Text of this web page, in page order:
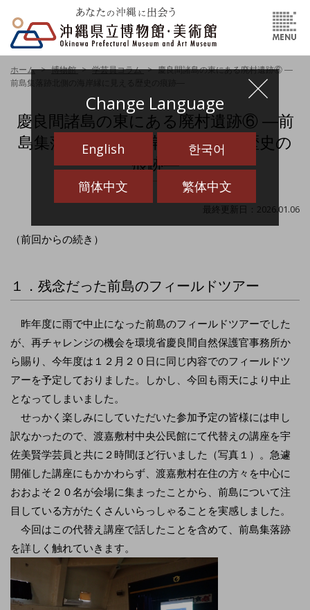
Change Language
English 한국어
簡体中文 繁体中文
ホーム 博物館 学芸員コラム
慶良間諸島の東にある廃村遺跡⑥ ―
前島集落跡北側の海岸縁に見える歴史の痕跡―
慶良間諸島の東にある廃村遺跡⑥ ―前
島集落跡北側の海岸縁に見える歴史の
痕跡―
最終更新日：2026.01.06
（前回からの続き）
１．残念だった前島のフィールドツアー
昨年度に雨で中止になった前島のフィールドツアーでした
が、再チャレンジの機会を環境省慶良間自然保護官事務所か
ら賜り、今年度は１２月２０日に同じ内容でのフィールドツ
アーを予定しておりました。しかし、今回も雨天により中止
となってしまいました。
せっかく楽しみにしていただいた参加予定の皆様には申し
訳なかったので、渡嘉敷村中央公民館にて代替えの講座を宇
佐美賢学芸員と共に２時間ほど行いました（写真１）。急遽
開催した講座にもかかわらず、渡嘉敷村在住の方々を中心に
おおよそ２０名が会場に集まったことから、前島について注
目している方がたくさんいらっしゃることを実感しました。
今回はこの代替え講座で話したことを含めて、前島集落跡
を詳しく触れていきます。